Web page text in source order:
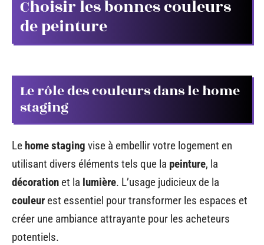
Choisir les bonnes couleurs
de peinture
Le rôle des couleurs dans le home
staging
Le home staging vise à embellir votre logement en
utilisant divers éléments tels que la peinture, la
décoration et la lumière. L’usage judicieux de la
couleur est essentiel pour transformer les espaces et
créer une ambiance attrayante pour les acheteurs
potentiels.